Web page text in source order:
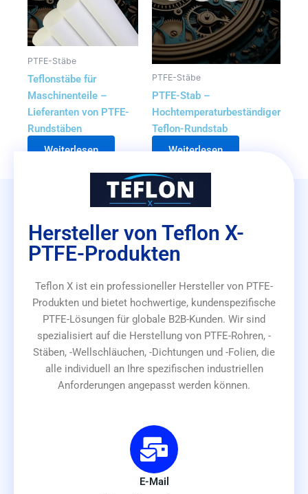
PTFE-Stäbe
Teflonstäbe für
Maschinenteile –
Lieferanten von PTFE-
Rundstäben
Weiterlesen
PTFE-Stäbe
PTFE-Stab –
Hochtemperaturbeständiger
Teflon-Rundstab
Weiterlesen
Hersteller von Teflon X-
PTFE-Produkten
Teflon X ist ein professioneller Hersteller von PTFE-
Produkten und bietet hochwertige, kundenspezifische
PTFE-Lösungen für globale B2B-Kunden. Wir sind
spezialisiert auf die Herstellung von PTFE-Rohren, -
Stäben, -Wellschläuchen, -Dichtungen und -Folien, die
alle individuell an Ihre spezifischen industriellen
Anforderungen angepasst werden können.
E-Mail